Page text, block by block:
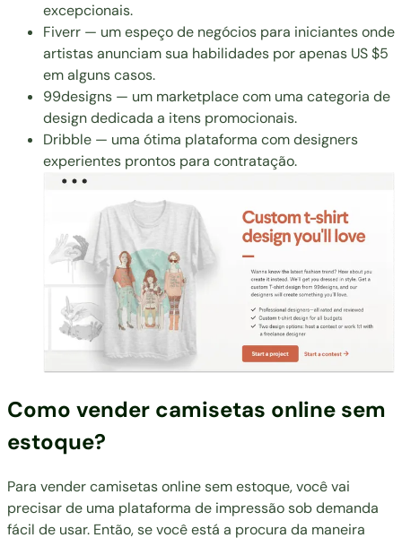
excepcionais.
Fiverr — um espeço de negócios para iniciantes onde
artistas anunciam sua habilidades por apenas US $5
em alguns casos.
99designs — um marketplace com uma categoria de
design dedicada a itens promocionais.
Dribble — uma ótima plataforma com designers
experientes prontos para contratação.
Como vender camisetas online sem
estoque?
Para vender camisetas online sem estoque, você vai
precisar de uma plataforma de impressão sob demanda
fácil de usar. Então, se você está a procura da maneira